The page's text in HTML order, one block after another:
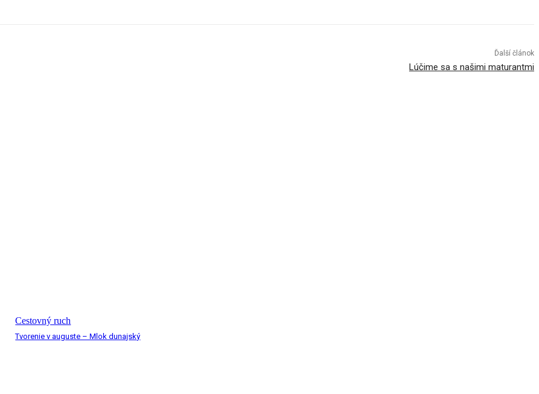
Ďalší článok
Lúčime sa s našimi maturantmi
Cestovný ruch
Tvorenie v auguste – Mlok dunajský